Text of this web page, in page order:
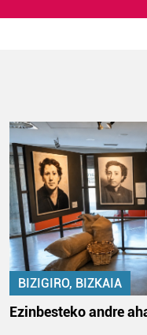
BIZIGIRO, BIZKAIA
Ezinbesteko andre